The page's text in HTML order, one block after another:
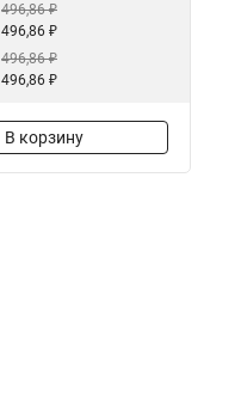
496,86 ₽
496,86 ₽
496,86 ₽
496,86 ₽
В корзину